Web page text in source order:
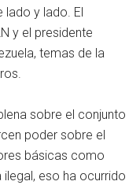
lado y lado. El
y el presidente
temas de la
sobre el conjunto
poder sobre el
básicas como
ilegal, eso ha ocurrido